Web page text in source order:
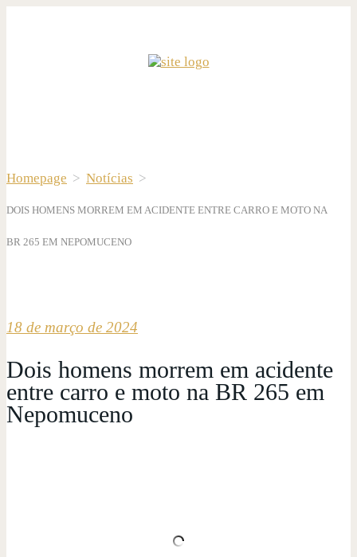
Homepage > Notícias >
DOIS HOMENS MORREM EM ACIDENTE ENTRE CARRO E MOTO NA
BR 265 EM NEPOMUCENO
18 de março de 2024
Dois homens morrem em acidente
entre carro e moto na BR 265 em
Nepomuceno